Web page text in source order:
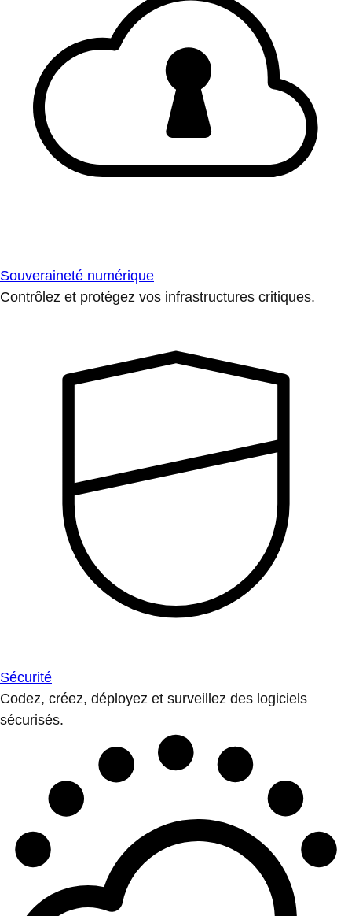
Souveraineté numérique
Contrôlez et protégez vos infrastructures critiques.
Sécurité
Codez, créez, déployez et surveillez des logiciels
sécurisés.